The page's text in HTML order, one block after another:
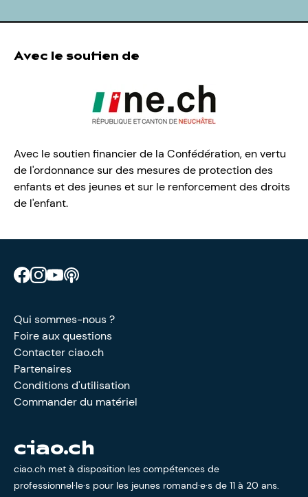
Avec le soutien de
Avec le soutien financier de la Confédération, en vertu
de l'ordonnance sur des mesures de protection des
enfants et des jeunes et sur le renforcement des droits
de l'enfant.
Retrouve CIAO sur Facebook
Retrouve CIAO sur Instagram
Retrouve CIAO sur YouTube
Qui sommes-nous ?
Foire aux questions
Contacter ciao.ch
Partenaires
Conditions d'utilisation
Commander du matériel
ciao.ch
ciao.ch met à disposition les compétences de
professionnel·le·s pour les jeunes romand·e·s de 11 à 20 ans.